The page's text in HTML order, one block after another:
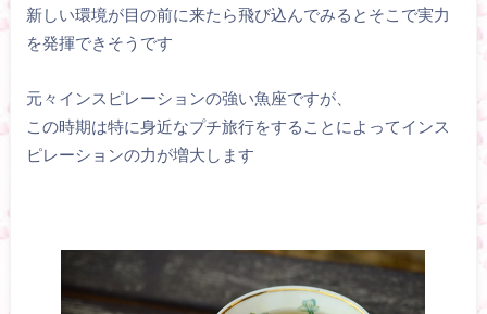
新しい環境が目の前に来たら飛び込んでみるとそこで実力
を発揮できそうです
元々インスピレーションの強い魚座ですが、
この時期は特に身近なプチ旅行をすることによってインス
ピレーションの力が増大します